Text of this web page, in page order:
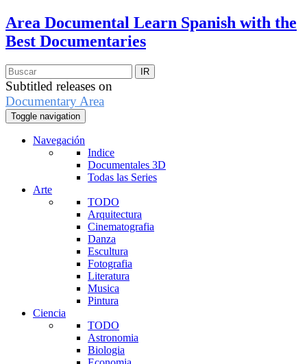
Area Documental Learn Spanish with the
Best Documentaries
Subtitled releases on
Documentary Area
Toggle navigation
Navegación
Indice
Documentales 3D
Todas las Series
Arte
TODO
Arquitectura
Cinematografia
Danza
Escultura
Fotografia
Literatura
Musica
Pintura
Ciencia
TODO
Astronomia
Biologia